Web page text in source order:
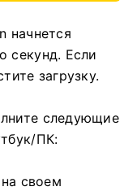
начнется
секунд. Если
загрузку.
следующие
ПК:
своем